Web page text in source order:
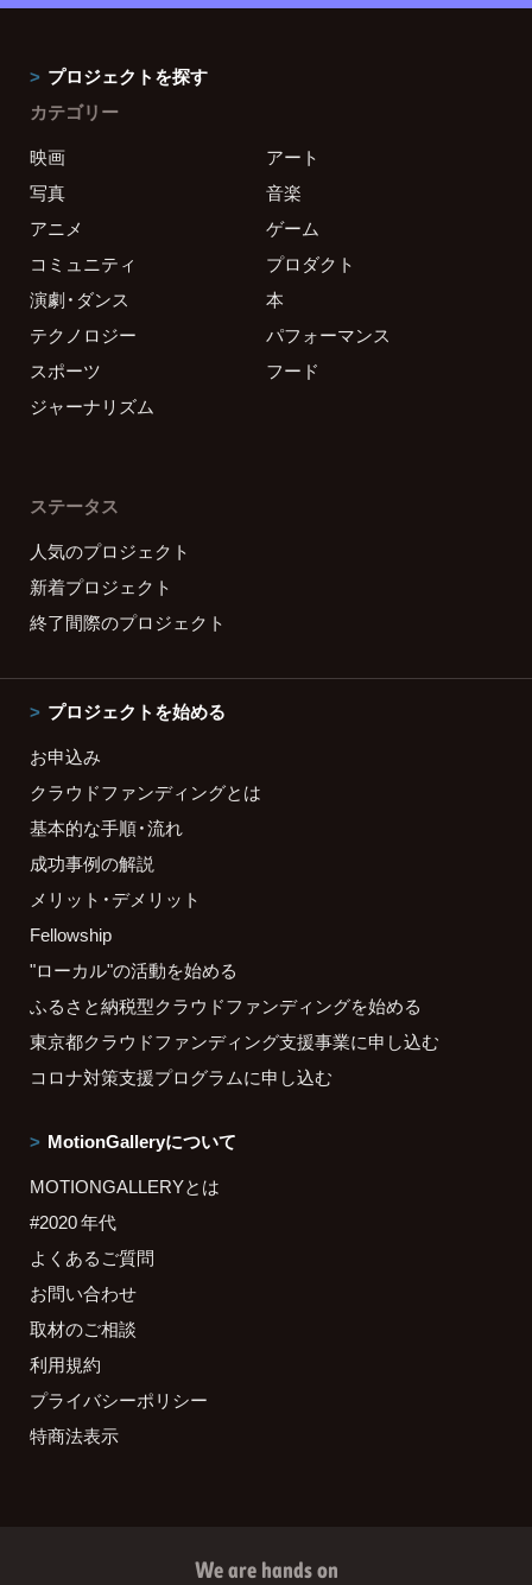
プロジェクトを探す
カテゴリー
映画
アート
写真
音楽
アニメ
ゲーム
コミュニティ
プロダクト
演劇・ダンス
本
テクノロジー
パフォーマンス
スポーツ
フード
ジャーナリズム
ステータス
人気のプロジェクト
新着プロジェクト
終了間際のプロジェクト
プロジェクトを始める
お申込み
クラウドファンディングとは
基本的な手順・流れ
成功事例の解説
メリット・デメリット
Fellowship
"ローカル"の活動を始める
ふるさと納税型クラウドファンディングを始める
東京都クラウドファンディング支援事業に申し込む
コロナ対策支援プログラムに申し込む
MotionGalleryについて
MOTIONGALLERYとは
#2020 年代
よくあるご質問
お問い合わせ
取材のご相談
利用規約
プライバシーポリシー
特商法表示
We are hands on